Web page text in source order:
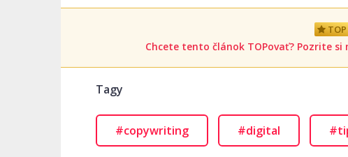
TOP
Chcete tento článok TOPovať? Pozrite
Tagy
#copywriting #digital